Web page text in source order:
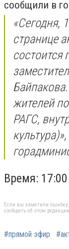
сообщили в
«Сегодня,
странице
состоится
жителей
РАГС,
Время:
Если вы заметили
сообщить об этом редакции
#прямой эфир